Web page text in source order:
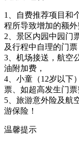
1、自费推荐项目和
程所导致增加的额外
2、景区内园中园门
及行程中自理的门票
3、机场接送，航空
油附加费，
4、小童（12岁以下
票、如超高发生门
5、旅游意外险及航
游保险！
温馨提示